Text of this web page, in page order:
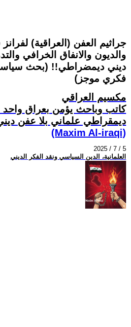
جراثيم العفن (العراقية)
والديون والانفاق الخرافي
ديني ديمضراطي!! (بحث
فكري موجز)
مكسيم العراقي
كاتب وباحث يؤمن بعراق
ديمقراطي علماني بلا عفن
(Maxim Al-iraqi)
2025 / 7 / 5
العلمانية، الدين السياسي ونقد الفكر الديني